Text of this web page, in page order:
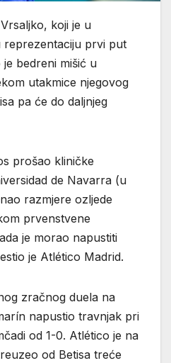
koji je u
reprezentaciju prvi put
bedreni mišić u
utakmice njegovog
pa će do daljnjeg
prošao kliničke
de Navarra (u
razmjere ozljede
prvenstvene
je morao napustiti
je Atlético Madrid.
zračnog duela na
napustio travnjak pri
od 1-0. Atlético je na
od Betisa treće